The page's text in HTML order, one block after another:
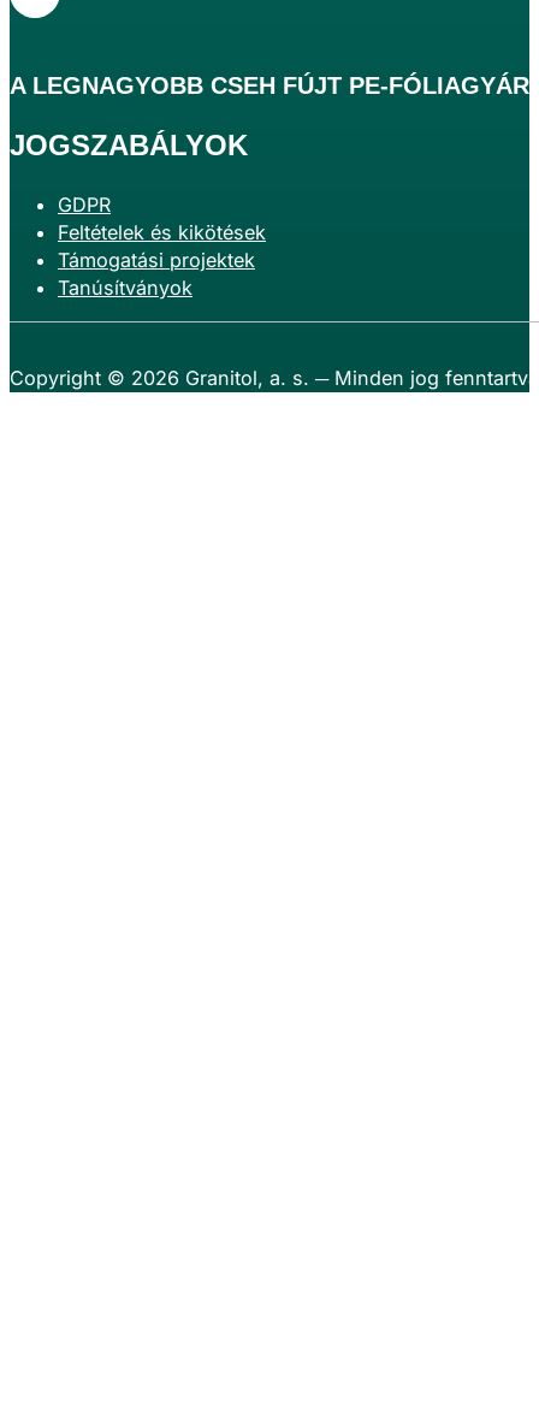
A LEGNAGYOBB CSEH FÚJT PE-
JOGSZABÁLYOK
GDPR
Feltételek és kikötések
Támogatási projektek
Tanúsítványok
Copyright © 2026 Granitol, a. s. ─ Minden jog